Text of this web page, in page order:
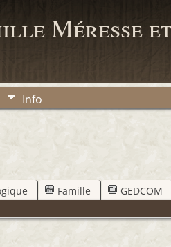
Méresse
Info
Famille GEDCOM